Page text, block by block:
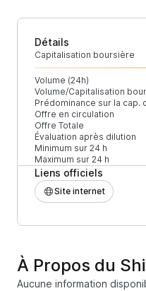
Détails
Capitalisation boursière
Volume (24h)
Volume/Capitalisation
Prédominance sur la cap.
Offre en circulation
Offre Totale
Évaluation après dilution
Minimum sur 24 h
Maximum sur 24 h
Liens officiels
Site internet
À Propos du
Aucune information